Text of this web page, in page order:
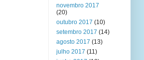
novembro 2017
(20)
outubro 2017 (10)
setembro 2017 (14)
agosto 2017 (13)
julho 2017 (11)